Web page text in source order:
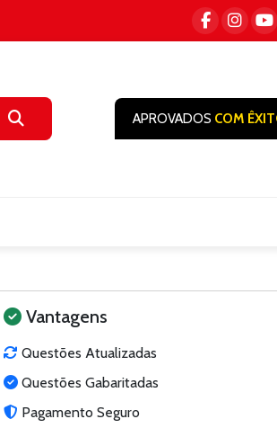
APROVADOS COM
Vantagens
Questões Atualizadas
Questões Gabaritadas
Pagamento Seguro